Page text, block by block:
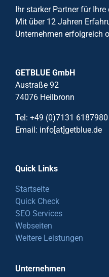
Ihr starker Partner für
Mit über 12 Jahren
Unternehmen erfolgreich
GETBLUE GmbH
Austraße 92
74076 Heilbronn
Tel: +49 (0)7131 6187980
Email: info[at]getblue.de
Quick Links
Startseite
Quick Check
SEO Services
Webseiten
Weitere Leistungen
Unternehmen